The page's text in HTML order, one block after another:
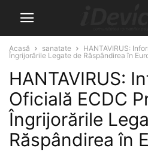
Acasă sanatate
HANTAVIRUS:
Îngrijorările Legate de Răspândirea în
HANTAVIRUS:
Oficială ECDC
Îngrijorările
Răspândirea în